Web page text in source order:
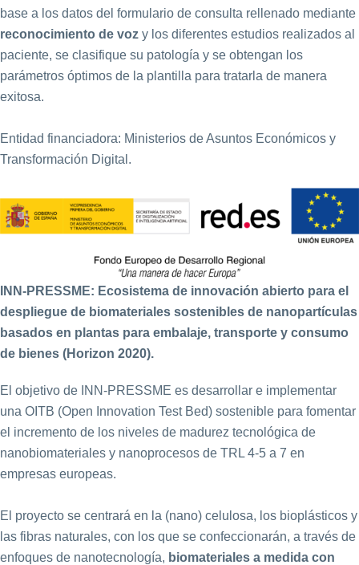
base a los datos del formulario de consulta rellenado mediante
reconocimiento de voz y los diferentes estudios realizados al
paciente, se clasifique su patología y se obtengan los
parámetros óptimos de la plantilla para tratarla de manera
exitosa.
Entidad financiadora: Ministerios de Asuntos Económicos y
Transformación Digital.
INN-PRESSME: Ecosistema de innovación abierto para el
despliegue de biomateriales sostenibles de nanopartículas
basados en plantas para embalaje, transporte y consumo
de bienes (Horizon 2020).
El objetivo de INN-PRESSME es desarrollar e implementar
una OITB (Open Innovation Test Bed) sostenible para fomentar
el incremento de los niveles de madurez tecnológica de
nanobiomateriales y nanoprocesos de TRL 4-5 a 7 en
empresas europeas.
El proyecto se centrará en la (nano) celulosa, los bioplásticos y
las fibras naturales, con los que se confeccionarán, a través de
enfoques de nanotecnología, biomateriales a medida con